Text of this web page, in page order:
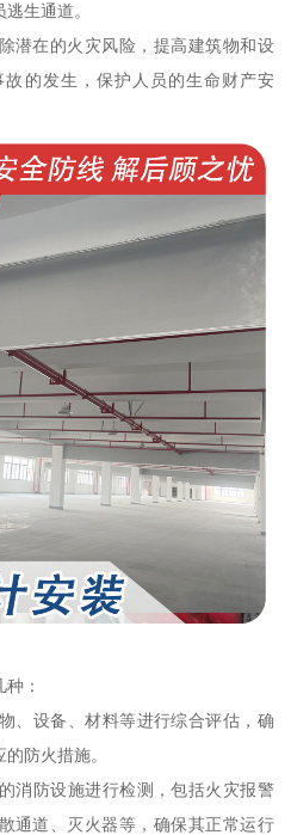
生通道。
潜在的火灾风险，提高建筑物和设
的发生，保护人员的生命财产安
：
、设备、材料等进行综合评估，确
防火措施。
消防设施进行检测，包括火灾报警
通道、灭火器等，确保其正常运行